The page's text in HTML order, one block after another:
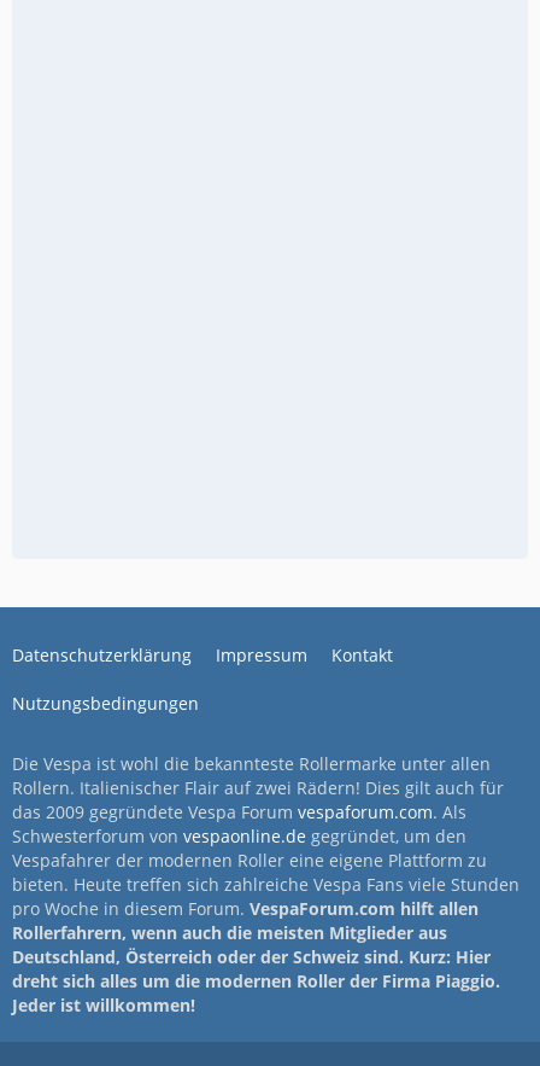
Datenschutzerklärung Impressum Kontakt
Nutzungsbedingungen
Die Vespa ist wohl die bekannteste Rollermarke unter allen
Rollern. Italienischer Flair auf zwei Rädern! Dies gilt auch für
das 2009 gegründete Vespa Forum vespaforum.com. Als
Schwesterforum von vespaonline.de gegründet, um den
Vespafahrer der modernen Roller eine eigene Plattform zu
bieten. Heute treffen sich zahlreiche Vespa Fans viele Stunden
pro Woche in diesem Forum. VespaForum.com hilft allen
Rollerfahrern, wenn auch die meisten Mitglieder aus
Deutschland, Österreich oder der Schweiz sind. Kurz: Hier
dreht sich alles um die modernen Roller der Firma Piaggio.
Jeder ist willkommen!